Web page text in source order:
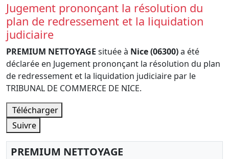
Jugement prononçant la résolution du
plan de redressement et la liquidation
judiciaire
PREMIUM NETTOYAGE située à Nice (06300)a été
déclarée en Jugement prononçant la résolution du plan
de redressement et la liquidation judiciaire par le
TRIBUNAL DE COMMERCE DE NICE.
Télécharger
Suivre
PREMIUM NETTOYAGE